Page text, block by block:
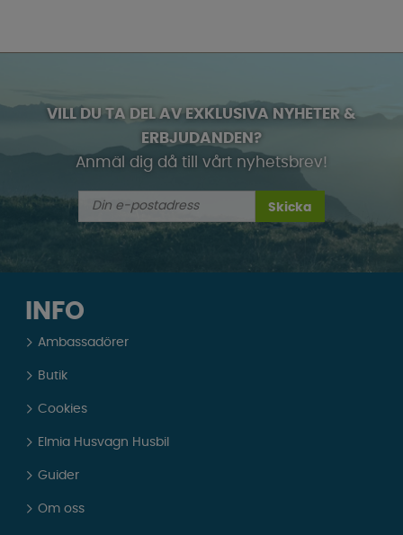
VILL DU TA DEL AV EXKLUSIVA NYHETER &
ERBJUDANDEN?
Anmäl dig då till vårt nyhetsbrev!
Skicka
INFO
Ambassadörer
Butik
Cookies
Elmia Husvagn Husbil
Guider
Om oss